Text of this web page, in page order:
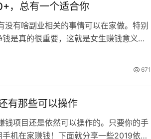
，总有一个适合你
有啥副业相关的事情可以在家做。特别
是真的很重要，这就是女生赚钱意义
671
有那些可以操作
钱项目还是依然可以操作的。只要你的手
机在家赚钱！下面就分享一些2019依然